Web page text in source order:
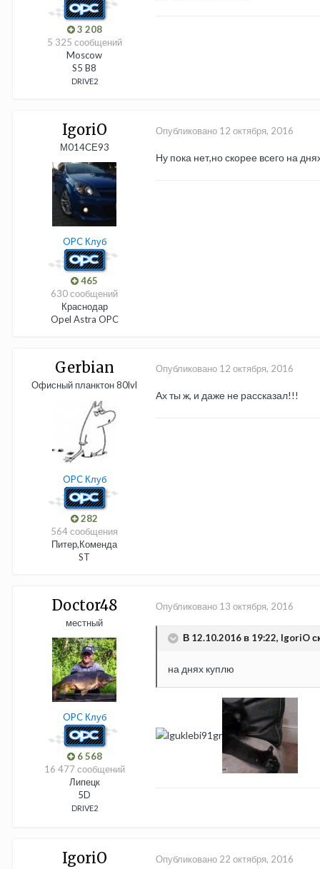
3 208
5 325 сообщений
Moscow
S5 B8
DRIVE2
IgoriO
М014СЕ93
OPC Клуб
465
630 сообщений
Краснодар
Opel Astra OPC
Опубликовано 12 октября, 2016
Ну пока нет,но скорее всего на
Gerbian
Офисный планктон 80lvl
OPC Клуб
282
564 сообщения
Питер,Коменда
ST
Опубликовано 12 октября, 2016
Ах ты ж, и даже не рассказал!!!
Doctor48
местный
OPC Клуб
6 568
16 477 сообщений
Липецк
5D
DRIVE2
Опубликовано 13 октября, 2016
В 12.10.2016 в 19:22, IgoriO
на днях куплю
IgoriO Опубликовано 22 октября, 2016